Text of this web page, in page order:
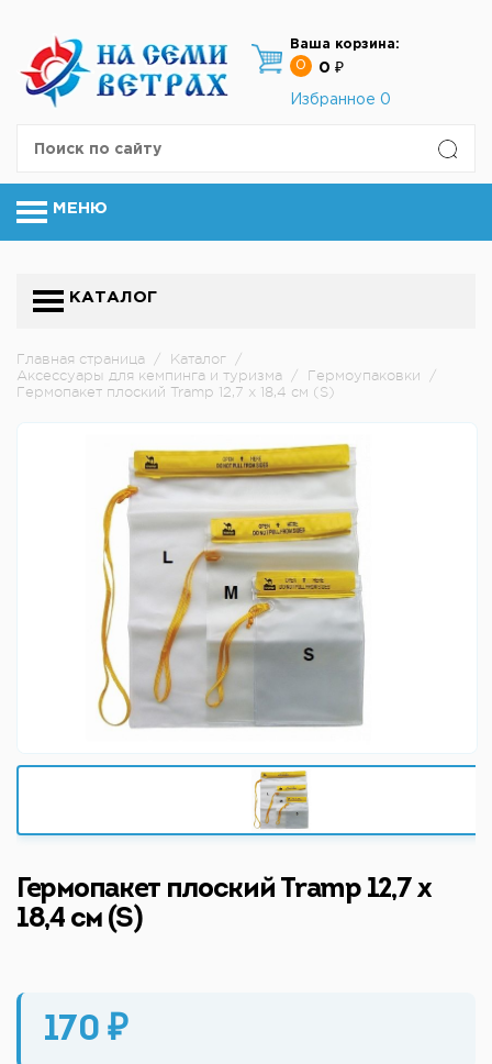
Ваша корзина:
0
0 ₽
Избранное 0
МЕНЮ
КАТАЛОГ
Главная страница / Каталог /
Аксессуары для кемпинга и туризма / Гермоупаковки
/
Гермопакет плоский Tramp 12,7 x 18,4 см (S)
Гермопакет плоский Tramp 12,7 x
18,4 см (S)
170 ₽